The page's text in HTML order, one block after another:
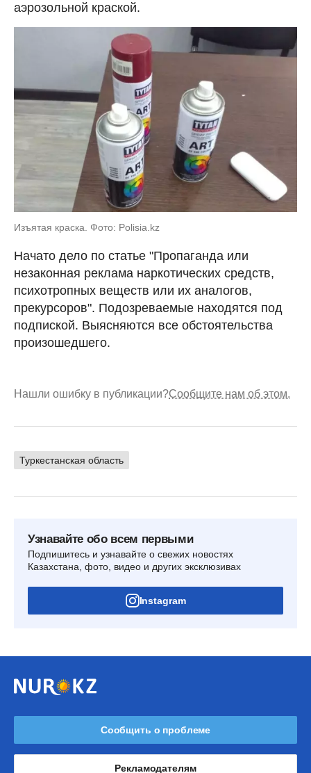
аэрозольной краской.
Изъятая краска. Фото: Polisia.kz
Начато дело по статье "Пропаганда или
незаконная реклама наркотических средств,
психотропных веществ или их аналогов,
прекурсоров". Подозреваемые находятся под
подпиской. Выясняются все обстоятельства
произошедшего.
Нашли ошибку в публикации?Сообщите нам об этом.
Туркестанская область
Узнавайте обо всем первыми
Подпишитесь и узнавайте о свежих новостях
Казахстана, фото, видео и других эксклюзивах
Instagram
Сообщить о проблеме
Рекламодателям